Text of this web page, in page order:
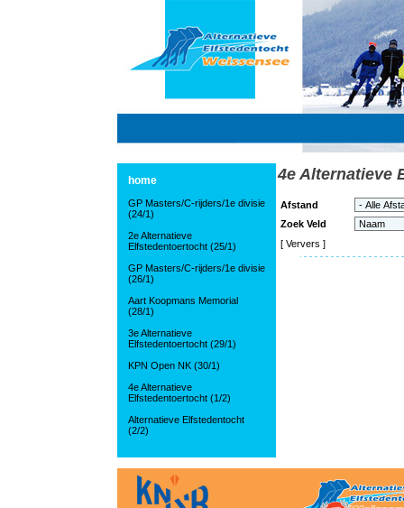
home
GP Masters/C-rijders/1e divisie
(24/1)
2e Alternatieve
Elfstedentoertocht (25/1)
GP Masters/C-rijders/1e divisie
(26/1)
Aart Koopmans Memorial
(28/1)
3e Alternatieve
Elfstedentoertocht (29/1)
KPN Open NK (30/1)
4e Alternatieve
Elfstedentoertocht (1/2)
Alternatieve Elfstedentocht
(2/2)
4e Alternatieve
Afstand
Zoek Veld
[ Ververs ]